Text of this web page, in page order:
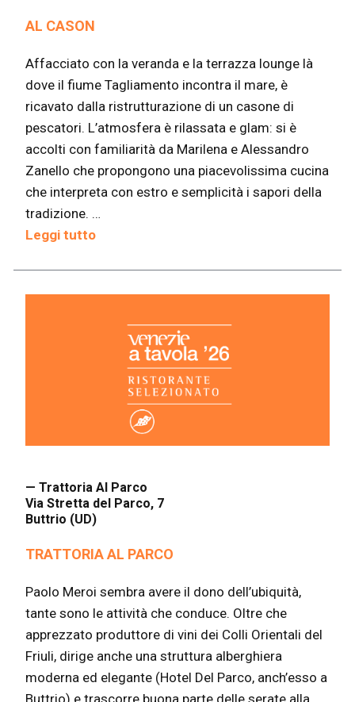
AL CASON
Affacciato con la veranda e la terrazza lounge là
dove il fiume Tagliamento incontra il mare, è
ricavato dalla ristrutturazione di un casone di
pescatori. L’atmosfera è rilassata e glam: si è
accolti con familiarità da Marilena e Alessandro
Zanello che propongono una piacevolissima cucina
che interpreta con estro e semplicità i sapori della
tradizione. …
Leggi tutto
— Trattoria Al Parco
Via Stretta del Parco, 7
Buttrio (UD)
TRATTORIA AL PARCO
Paolo Meroi sembra avere il dono dell’ubiquità,
tante sono le attività che conduce. Oltre che
apprezzato produttore di vini dei Colli Orientali del
Friuli, dirige anche una struttura alberghiera
moderna ed elegante (Hotel Del Parco, anch’esso a